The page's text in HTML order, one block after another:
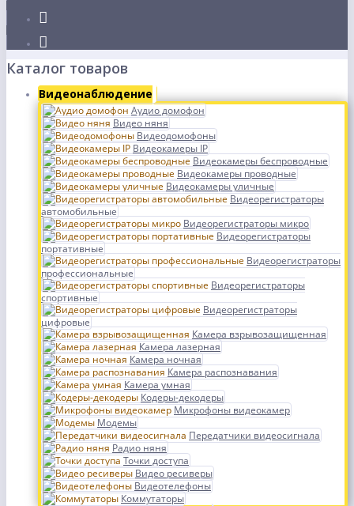
Каталог товаров
Видеонаблюдение
Аудио домофон
Видео няня
Видеодомофоны
Видеокамеры IP
Видеокамеры беспроводные
Видеокамеры проводные
Видеокамеры уличные
Видеорегистраторы
автомобильные
Видеорегистраторы микро
Видеорегистраторы
портативные
Видеорегистраторы
профессиональные
Видеорегистраторы
спортивные
Видеорегистраторы
цифровые
Камера взрывозащищенная
Камера лазерная
Камера ночная
Камера распознавания
Камера умная
Кодеры-декодеры
Микрофоны видеокамер
Модемы
Передатчики видеосигнала
Радио няня
Точки доступа
Видео ресиверы
Видеотелефоны
Коммутаторы